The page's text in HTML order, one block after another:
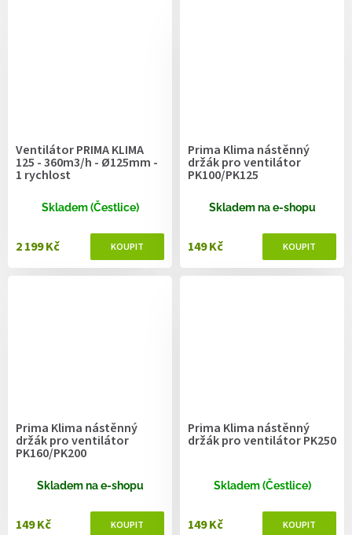
Ventilátor PRIMA KLIMA
125 - 360m3/h - Ø125mm -
1 rychlost
Skladem (Čestlice)
2 199 Kč
Prima Klima nástěnný
držák pro ventilátor
PK100/PK125
Skladem na e-shopu
149 Kč
Prima Klima nástěnný
držák pro ventilátor
PK160/PK200
Skladem na e-shopu
149 Kč
Prima Klima nástěnný
držák pro ventilátor PK250
Skladem (Čestlice)
149 Kč